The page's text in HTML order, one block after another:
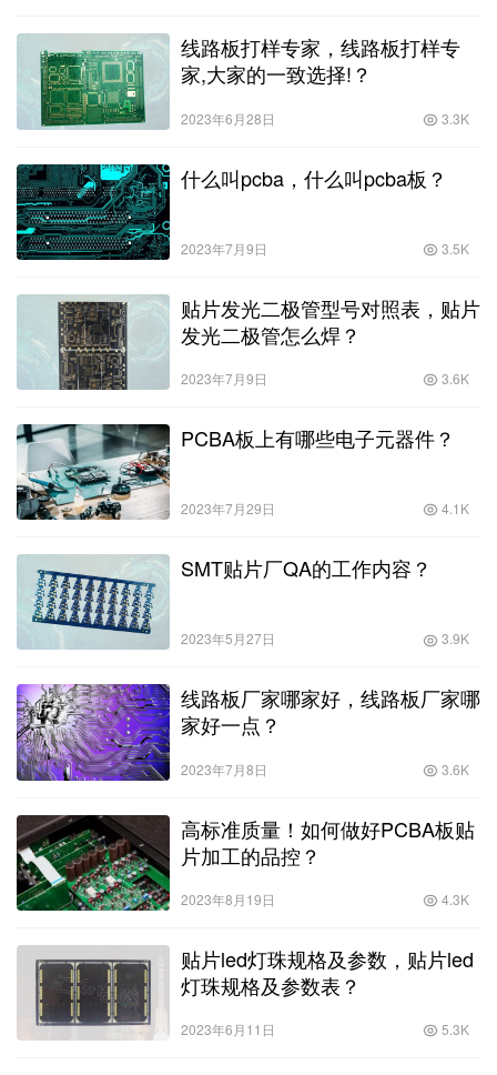
线路板打样专家，线路板打样专
家,大家的一致选择!？
2023年6月28日 3.3K
什么叫pcba，什么叫pcba板？
2023年7月9日 3.5K
贴片发光二极管型号对照表，贴片
发光二极管怎么焊？
2023年7月9日 3.6K
PCBA板上有哪些电子元器件？
2023年7月29日 4.1K
SMT贴片厂QA的工作内容？
2023年5月27日 3.9K
线路板厂家哪家好，线路板厂家哪
家好一点？
2023年7月8日 3.6K
高标准质量！如何做好PCBA板贴
片加工的品控？
2023年8月19日 4.3K
贴片led灯珠规格及参数，贴片led
灯珠规格及参数表？
2023年6月11日 5.3K